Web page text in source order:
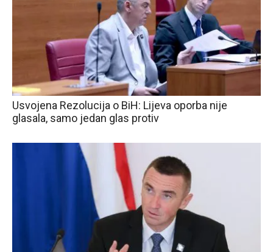
Usvojena Rezolucija o BiH: Lijeva oporba nije
glasala, samo jedan glas protiv